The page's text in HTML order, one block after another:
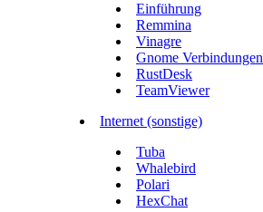
Einführung
Remmina
Vinagre
Gnome Verbindungen
RustDesk
TeamViewer
Internet (sonstige)
Tuba
Whalebird
Polari
HexChat